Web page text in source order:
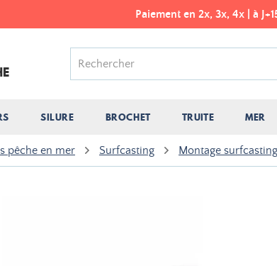
Paiement en 2x, 3x, 4x | à
SILURE BROCHET TRUITE MER
pêche en mer Surfcasting Montage surfcasting